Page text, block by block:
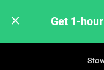
Get 1-